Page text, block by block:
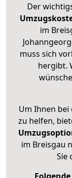
Der
im
muss sich
hergibt.
Um Ihnen
zu helfen,
im Breisgau
Sie